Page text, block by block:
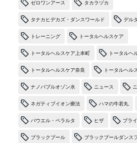
ゼロワンアース タカラヅカ
タナカヒデカズ・ダンスワールド デル
トレーニング トータルヘルスケア
トータルヘルスケア上本町 トータルヘ
トータルヘルスケア奈良 トータルヘル
ナノバブルオゾン水 ニュース
ネガティブイオン療法 ハマの牛若丸
パウエル・ペラルタ ヒザ ブラ
ブラックプール ブラックプールダンス